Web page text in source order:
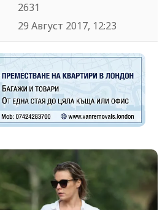
2631
29 Август 2017, 12:23